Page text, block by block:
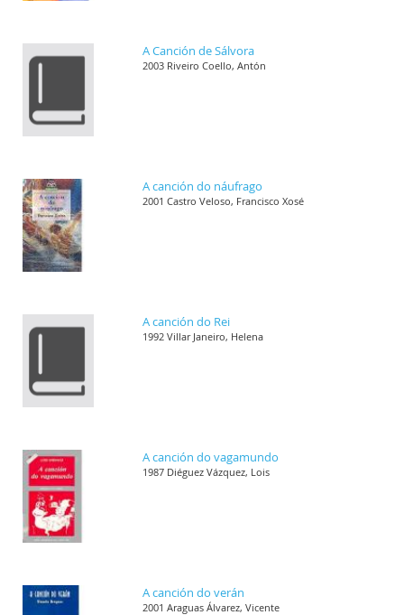
A Canción de Sálvora
2003 Riveiro Coello, Antón
A canción do náufrago
2001 Castro Veloso, Francisco Xosé
A canción do Rei
1992 Villar Janeiro, Helena
A canción do vagamundo
1987 Diéguez Vázquez, Lois
A canción do verán
2001 Araguas Álvarez, Vicente